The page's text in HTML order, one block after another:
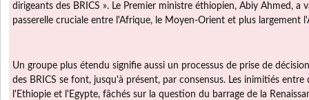
dirigeants des BRICS ». Le Premier ministre éthiopien, Abiy Ahmed, a
passerelle cruciale entre l'Afrique, le Moyen-Orient et plus largement
Un groupe plus étendu signifie aussi un processus de prise de
des BRICS se font, jusqu'à présent, par consensus. Les inimitiés
l'Ethiopie et l'Egypte, fâchés sur la question du barrage de la